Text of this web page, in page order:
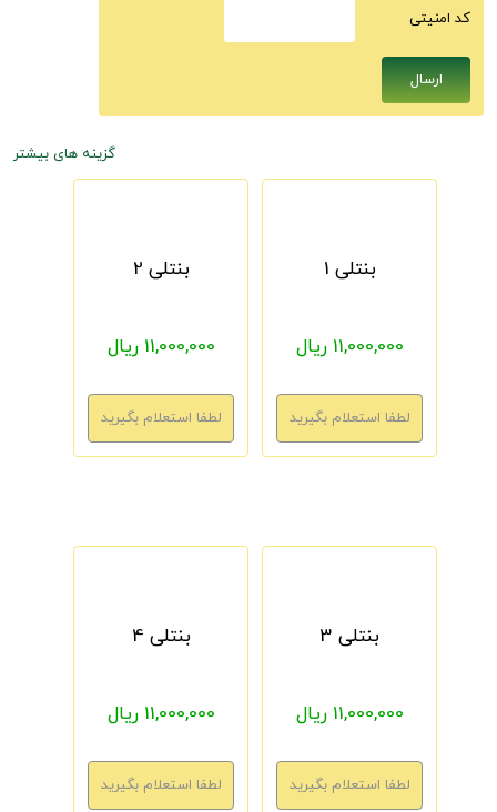
كد امنيتى
گزینه های بیشتر
بنتلی 1
11,000,000 ریال
بنتلی 2
11,000,000 ریال
بنتلی 3
11,000,000 ریال
بنتلی 4
11,000,000 ریال